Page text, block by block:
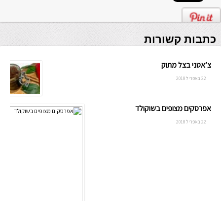
כתבות קשורות
צ’אטני בצל מתוק
22 באפריל 2018
אפרסקים מצופים בשוקולד
22 באפריל 2018